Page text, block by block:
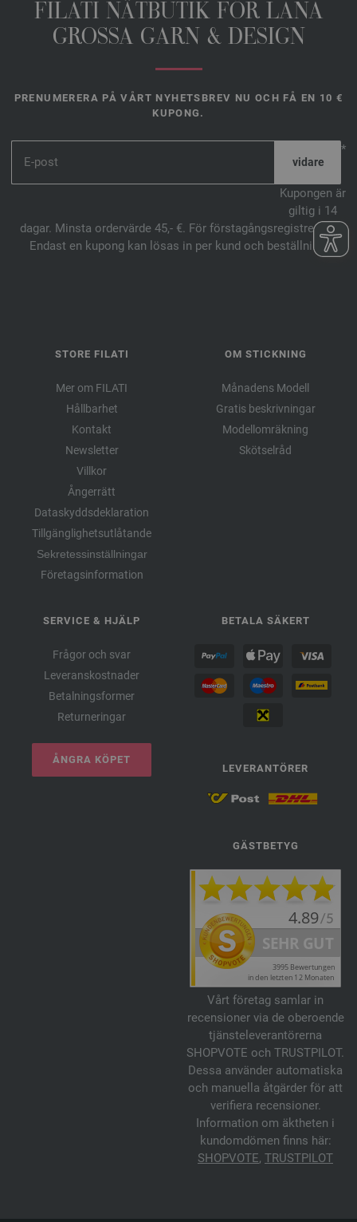
FILATI NÄTBUTIK FŐR LANA
GROSSA GARN & DESIGN
PRENUMERERA PÅ VÅRT NYHETSBREV NU OCH FÅ EN 10 €
KUPONG.
*
Kupongen är
giltig i 14
dagar. Minsta ordervärde 45,- €. För förstagångsregistrering.
Endast en kupong kan lösas in per kund och beställning.
STORE FILATI
Mer om FILATI
Hållbarhet
Kontakt
Newsletter
Villkor
Ångerrätt
Dataskyddsdeklaration
Tillgänglighetsutlåtande
Sekretessinställningar
Företagsinformation
OM STICKNING
Månadens Modell
Gratis beskrivningar
Modellomräkning
Skötselråd
SERVICE & HJÄLP
Frågor och svar
Leveranskostnader
Betalningsformer
Returneringar
ÅNGRA KÖPET
BETALA SÄKERT
LEVERANTÖRER
GÄSTBETYG
Vårt företag samlar in
recensioner via de oberoende
tjänsteleverantörerna
SHOPVOTE och TRUSTPILOT.
Dessa använder automatiska
och manuella åtgärder för att
verifiera recensioner.
Information om äktheten i
kundomdömen finns här:
SHOPVOTE, TRUSTPILOT